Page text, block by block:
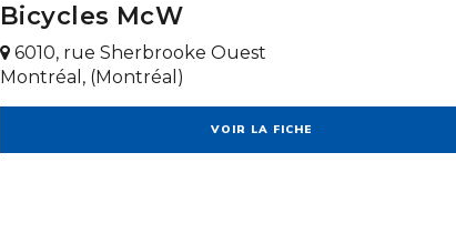
Bicycles McW
6010, rue Sherbrooke Ouest
Montréal, (Montréal)
VOIR LA FICHE